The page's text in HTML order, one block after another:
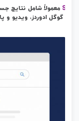
معمولاً شامل نتایج
گوگل ادوردز، ویدیو